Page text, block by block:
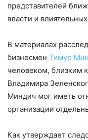
представителей
власти и
В материалах
бизнесмен Тимур
человеком, близким
Владимира
Миндич мог иметь
организации
Как утверждает